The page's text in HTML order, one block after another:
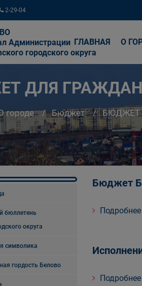
2-29-04
Администрации
городского округа
ГЛАВНАЯ О
ДЛЯ ГРАЖДАН
городе Бюджет БЮДЖЕТ
бюллетень
округа
символика
гордость Белово
Бюджет
Подробнее
Подробнее